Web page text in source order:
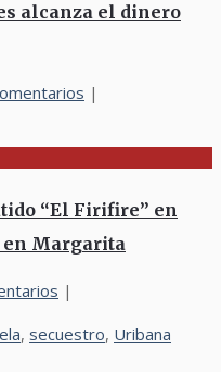
alcanza el dinero
|
“El Firifire” en
en Margarita
|
, secuestro, Uribana